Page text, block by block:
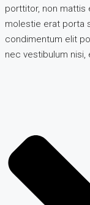
porttitor, non mattis
molestie erat porta
condimentum elit
nec vestibulum